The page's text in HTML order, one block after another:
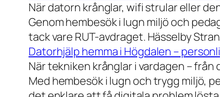
När datorn krånglar, wifi strular eller
Genom hembesök i lugn miljö och
tack vare RUT-avdraget. Hässelby
Datorhjälp hemma i Högdalen –
När tekniken krånglar i vardagen –
Med hembesök i lugn och trygg miljö,